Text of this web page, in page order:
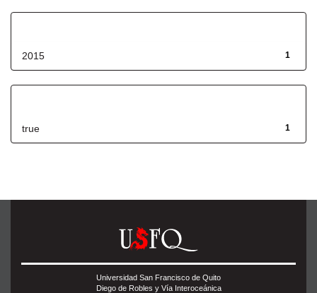
1
2015
1
true
Universidad San Francisco de Quito
Diego de Robles y Vía Interoceánica